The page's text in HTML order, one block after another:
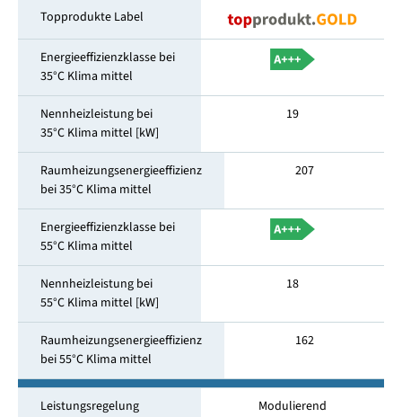
Topprodukte Label
Energieeffizienzklasse bei
35°C Klima mittel
Nennheizleistung bei
35°C Klima mittel [kW]
19
Raumheizungsenergieeffizienz
bei 35°C Klima mittel
207
Energieeffizienzklasse bei
55°C Klima mittel
Nennheizleistung bei
55°C Klima mittel [kW]
18
Raumheizungsenergieeffizienz
bei 55°C Klima mittel
162
Leistungsregelung Modulierend